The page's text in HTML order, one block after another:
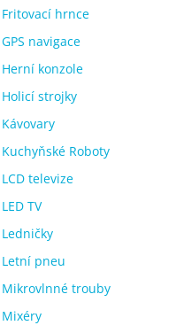
Fritovací hrnce
GPS navigace
Herní konzole
Holicí strojky
Kávovary
Kuchyňské Roboty
LCD televize
LED TV
Ledničky
Letní pneu
Mikrovlnné trouby
Mixéry